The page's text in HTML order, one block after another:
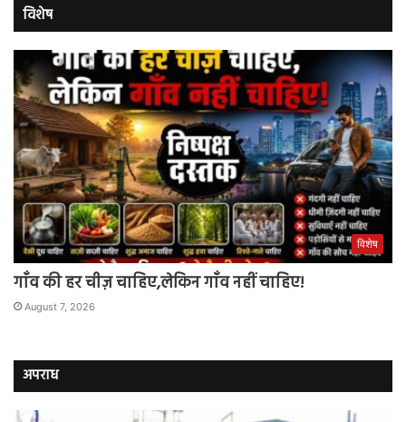
विशेष
विशेष
गाँव की हर चीज़ चाहिए,लेकिन गाँव नहीं चाहिए!
August 7, 2026
अपराध